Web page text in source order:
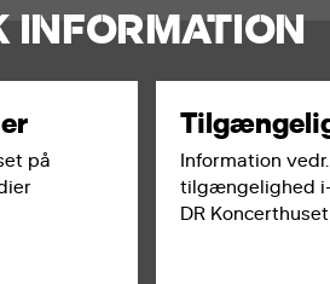
INFORMATION
på
Information vedr.
tilgængelighed
DR Koncerthuset